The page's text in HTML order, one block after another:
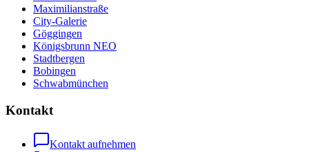
Maximilianstraße
City-Galerie
Göggingen
Königsbrunn NEO
Stadtbergen
Bobingen
Schwabmünchen
Kontakt
Kontakt aufnehmen